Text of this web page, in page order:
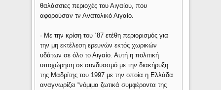
θαλάσσιες περιοχές του Αιγαίου, που
αφορούσαν τν Ανατολικό Αιγαίο.
· Με την κρίση του ΄87 ετέθη περιορισμός για
την μη εκτέλεση ερευνών εκτός χωρικών
υδάτων σε όλο το Αιγαίο. Αυτή η πολιτική
υποχώρηση σε συνδυασμό με την διακήρυξη
της Μαδρίτης του 1997 με την οποία η Ελλάδα
αναγνωρίζει “νόμιμα ζωτικά συμφέροντα της